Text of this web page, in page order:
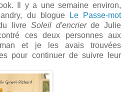
Il y a une semaine environ,
du blogue
Le Passe-mot
livre Soleil d'encrierde Julie
ces deux personnes aux
et je les avais trouvées
pour continuer de suivre leur